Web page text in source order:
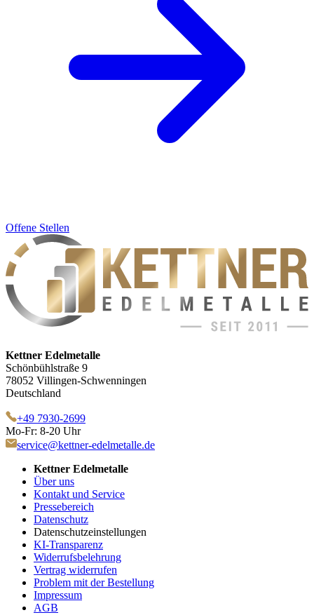
Offene Stellen
Kettner Edelmetalle
Schönbühlstraße 9
78052 Villingen-Schwenningen
Deutschland
+49 7930-2699
Mo-Fr: 8-20 Uhr
service@kettner-edelmetalle.de
Kettner Edelmetalle
Über uns
Kontakt und Service
Pressebereich
Datenschutz
Datenschutzeinstellungen
KI-Transparenz
Widerrufsbelehrung
Vertrag widerrufen
Problem mit der Bestellung
Impressum
AGB